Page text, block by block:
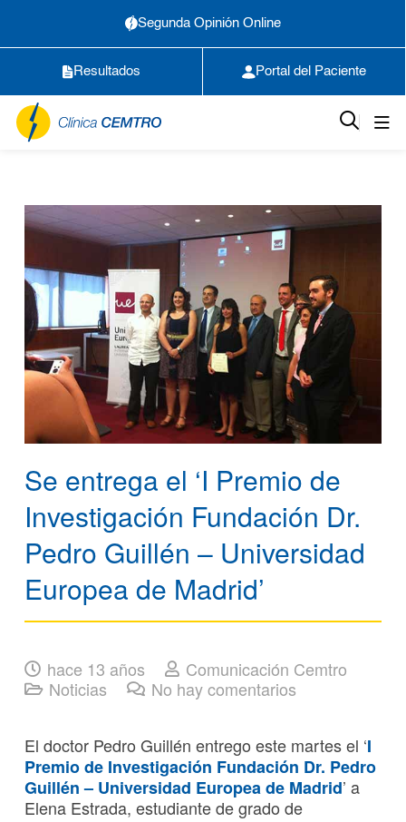
Segunda Opinión Online
Resultados Portal del Paciente
Se entrega el ‘I Premio de
Investigación Fundación Dr.
Pedro Guillén – Universidad
Europea de Madrid’
hace 13 años
Comunicación Cemtro
Noticias
No hay comentarios
El doctor Pedro Guillén entrego este martes el ‘I
Premio de Investigación Fundación Dr. Pedro
Guillén – Universidad Europea de Madrid’ a
Elena Estrada, estudiante de grado de